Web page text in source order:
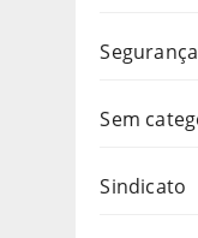
Segurança
Sem
Sindicato